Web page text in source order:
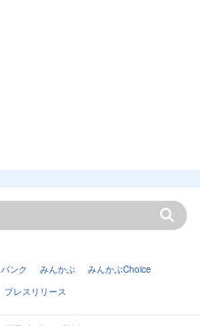
バンク みんかぶ
みんかぶChoice
プレスリリース